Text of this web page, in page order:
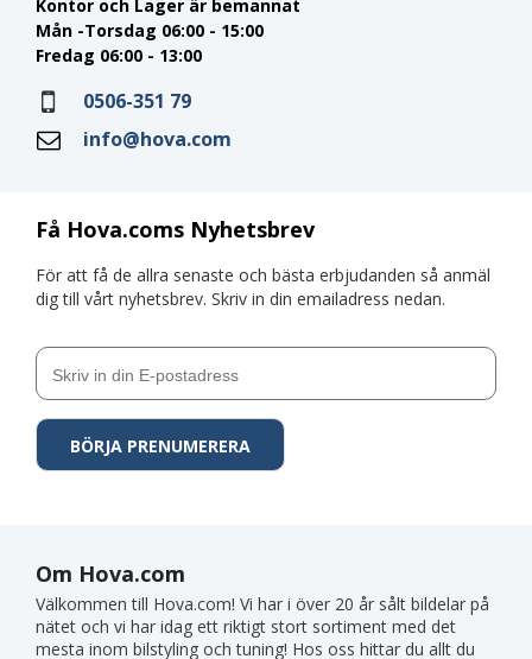
Få Hova.coms Nyhetsbrev
För att få de allra senaste och bästa erbjudanden så anmäl
dig till vårt nyhetsbrev. Skriv in din emailadress nedan.
Kontor och Lager är bemannat
Mån -Torsdag 06:00 - 15:00
Fredag 06:00 - 13:00
0506-351 79
info@hova.com
Om Hova.com
Välkommen till Hova.com! Vi har i över 20 år sålt bildelar på
nätet och vi har idag ett riktigt stort sortiment med det
mesta inom bilstyling och tuning! Hos oss hittar du allt du